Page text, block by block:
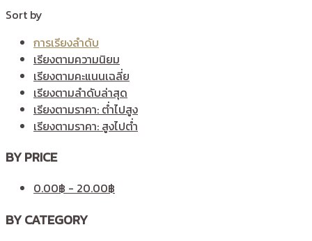
Sort by
การเรียงลำดับ
เรียงตามความนิยม
เรียงตามคะแนนเฉลี่ย
เรียงตามลำดับล่าสุด
เรียงตามราคา: ต่ำไปสูง
เรียงตามราคา: สูงไปต่ำ
BY PRICE
0.00฿ - 20.00฿
BY CATEGORY